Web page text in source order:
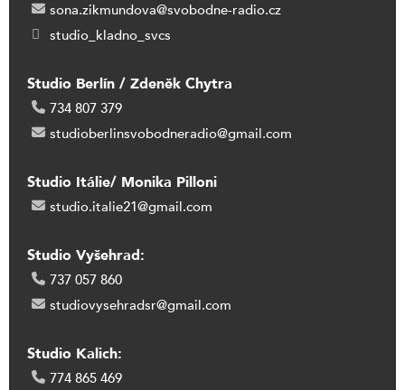
sona.zikmundova@svobodne-radio.cz
studio_kladno_svcs
Studio Berlín / Zdeněk Chytra
734 807 379
studioberlinsvobodneradio@gmail.com
Studio Itálie/ Monika Pilloni
studio.italie21@gmail.com
Studio Vyšehrad:
737 057 860
studiovysehradsr@gmail.com
Studio Kalich:
774 865 469